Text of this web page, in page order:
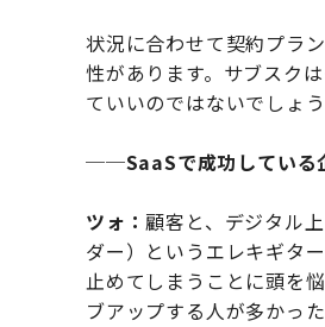
状況に合わせて契約プラ
性があります。サブスク
ていいのではないでしょう
──SaaSで成功している
ツォ：顧客と、デジタル
ダー）というエレキギタ
止めてしまうことに頭を
ブアップする人が多かった